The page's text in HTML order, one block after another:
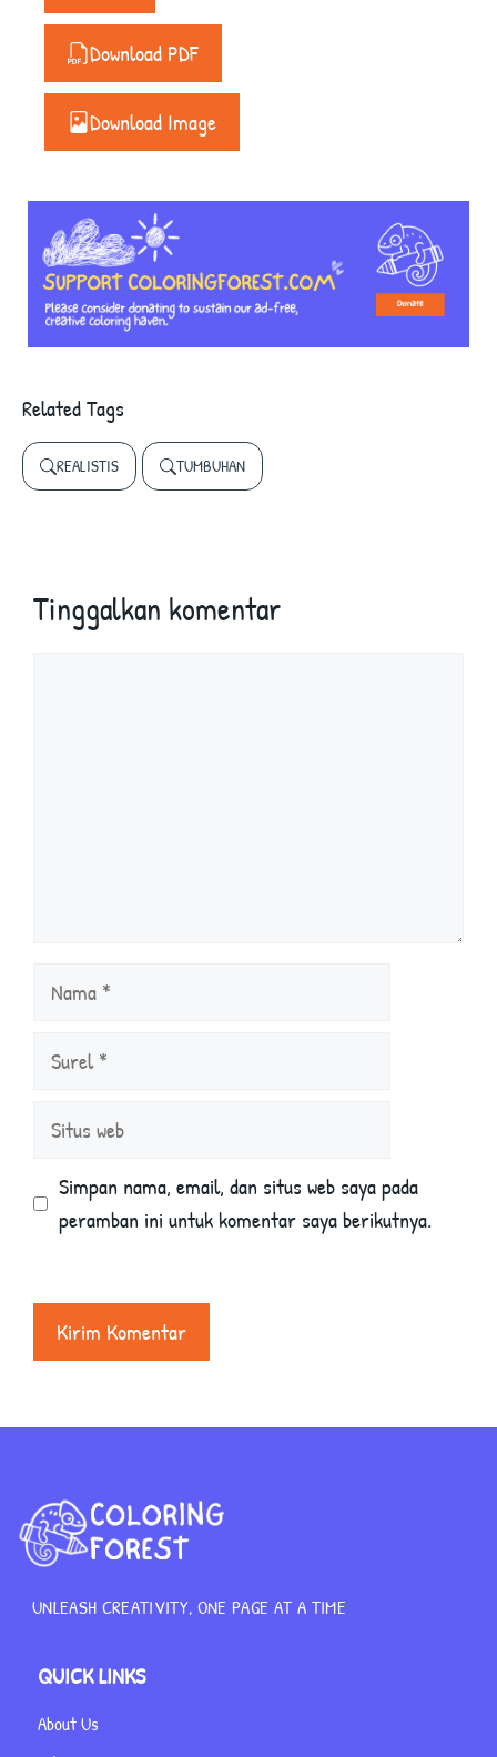
Download PDF
Download Image
Related Tags
REALISTIS TUMBUHAN
Tinggalkan komentar
Nama
Surel
Situs
Simpan nama, email, dan situs web saya pada
peramban ini untuk komentar saya berikutnya.
UNLEASH CREATIVITY, ONE PAGE AT A TIME
QUICK LINKS
About Us